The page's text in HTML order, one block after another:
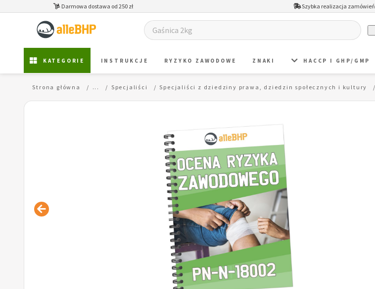
Darmowa dostawa od 250 zł Szybka realizacja zamówień
KATEGORIE INSTRUKCJE RYZYKO ZAWODOWE ZNAKI HACCP I GHP/GMP
Strona główna ... Specjaliści Specjaliści z dziedziny prawa, dziedzin społecznych i kultury